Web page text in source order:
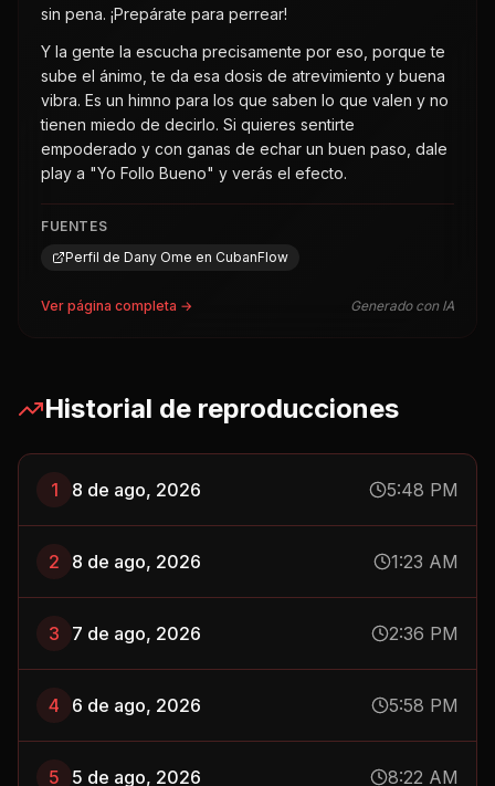
sin pena. ¡Prepárate para perrear!
Y la gente la escucha precisamente por eso, porque te
sube el ánimo, te da esa dosis de atrevimiento y buena
vibra. Es un himno para los que saben lo que valen y no
tienen miedo de decirlo. Si quieres sentirte
empoderado y con ganas de echar un buen paso, dale
play a "Yo Follo Bueno" y verás el efecto.
FUENTES
Perfil de Dany Ome en CubanFlow
Ver página completa → Generado con IA
Historial de reproducciones
1 8 de ago, 2026 5:48 PM
2 8 de ago, 2026 1:23 AM
3 7 de ago, 2026 2:36 PM
4 6 de ago, 2026 5:58 PM
5 5 de ago, 2026 8:22 AM